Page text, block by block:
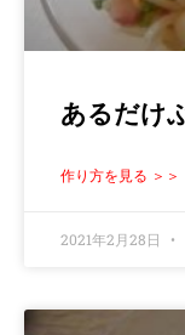
あるだけ
作り方を見る ＞＞
2021年2月28日